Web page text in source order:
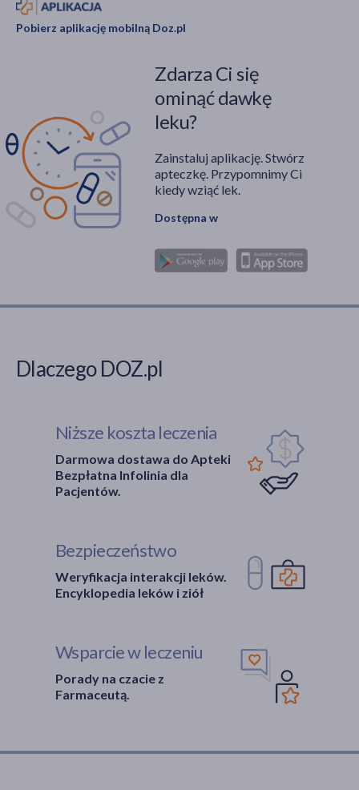
Pobierz aplikację mobilną Doz.pl
Zdarza Ci się
ominąć dawkę
leku?
Zainstaluj aplikację. Stwórz
apteczkę. Przypomnimy Ci
kiedy wziąć lek.
Dostępna w
Dlaczego DOZ.pl
Niższe koszta leczenia
Darmowa dostawa do Apteki
Bezpłatna Infolinia dla
Pacjentów.
Bezpieczeństwo
Weryfikacja interakcji leków.
Encyklopedia leków i ziół
Wsparcie w leczeniu
Porady na czacie z
Farmaceutą.